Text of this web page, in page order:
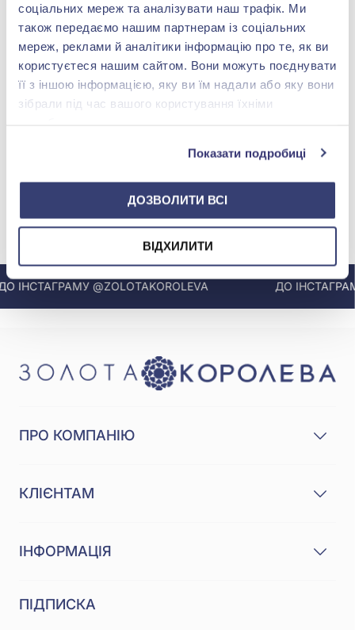
соціальних мереж та аналізувати наш трафік. Ми
також передаємо нашим партнерам із соціальних
мереж, реклами й аналітики інформацію про те, як ви
користуєтеся нашим сайтом. Вони можуть поєднувати
її з іншою інформацією, яку ви їм надали або яку вони
зібрали під час вашого користування їхніми
Показати подробиці
ДОЗВОЛИТИ ВСІ
ВІДХИЛИТИ
МИ У INSTAGRAM
@ZOLOTAKOROLEVA ДО ІНСТАГРАМУ
ПРО КОМПАНІЮ
КЛІЄНТАМ
ІНФОРМАЦІЯ
ПІДПИСКА